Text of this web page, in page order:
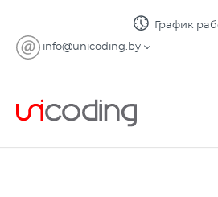
График
info@unicoding.by